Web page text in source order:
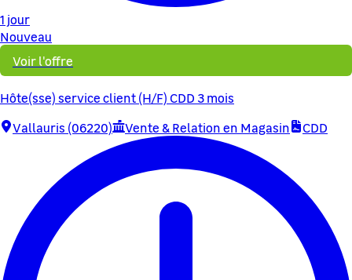
1 jour
Nouveau
Voir l'offre
Hôte(sse) service client (H/F) CDD 3 mois
Vallauris (06220)
Vente & Relation en Magasin CDD